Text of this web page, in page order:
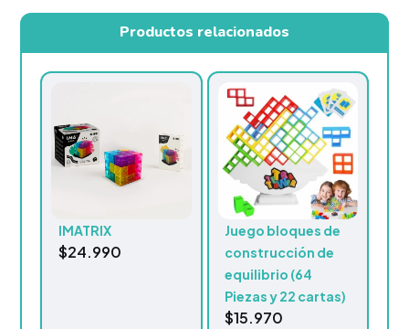
Productos relacionados
IMATRIX
$24.990
Juego bloques de
construcción de
equilibrio (64
Piezas y 22 cartas)
$15.970